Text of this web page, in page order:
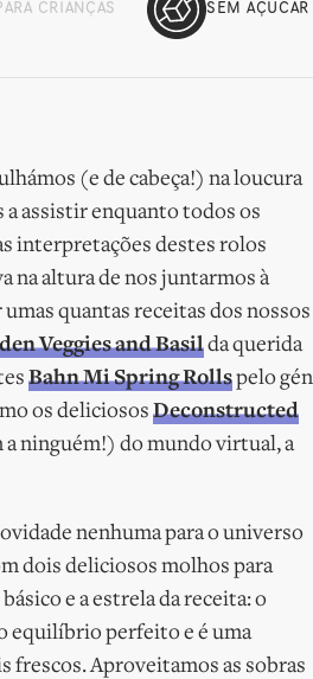
CRIANÇAS SEM AÇÚCAR
(e de cabeça!) na loucura
a assistir enquanto todos os
interpretações destes rolos
na altura de nos juntarmos à
quantas receitas dos nossos
Veggies and Basilda querida
Bahn Mi Spring Rollspelo
os deliciosos Deconstructed
ninguém!) do mundo virtual, a
nenhuma para o universo
dois deliciosos molhos para
e a estrela da receita: o
equilíbrio perfeito e é uma
frescos. Aproveitamos as sobras